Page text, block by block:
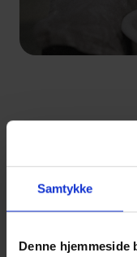
Samtykke
Denne hjemmeside
med i momentet, og
mellem deltagerne
og faglig feedback,